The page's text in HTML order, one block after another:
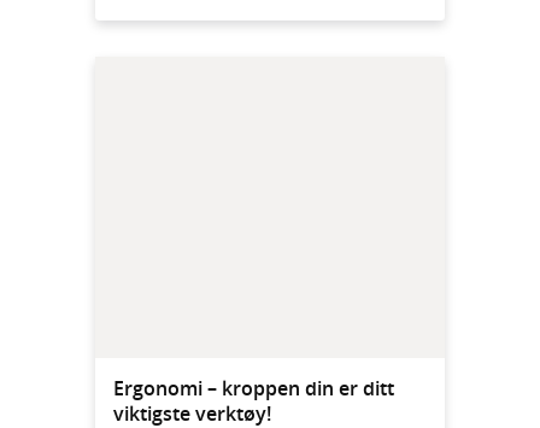
Ergonomi – kroppen din er ditt
viktigste verktøy!